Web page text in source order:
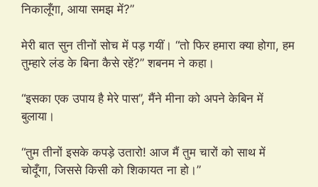
निकालूँगा, आया समझ में?”
मेरी बात सुन तीनों सोच में पड़ गयीं। “तो फिर हमारा क्या होगा, हम
तुम्हारे लंड के बिना कैसे रहें?” शबनम ने कहा।
“इसका एक उपाय है मेरे पास”, मैंने मीना को अपने केबिन में
बुलाया।
“तुम तीनों इसके कपड़े उतारो! आज मैं तुम चारों को साथ में
चोदूँगा, जिससे किसी को शिकायत ना हो।”